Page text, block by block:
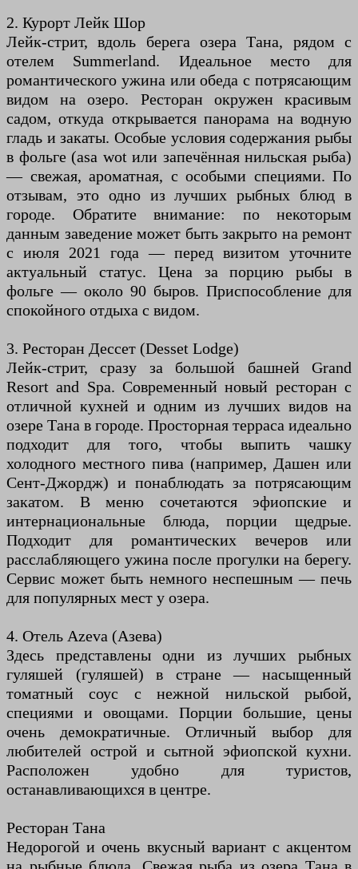
2. Курорт Лейк Шор
Лейк-стрит, вдоль берега озера Тана, рядом с
отелем Summerland. Идеальное место для
романтического ужина или обеда с потрясающим
видом на озеро. Ресторан окружен красивым
садом, откуда открывается панорама на водную
гладь и закаты. Особые условия содержания рыбы
в фольге (asa wot или запечённая нильская рыба)
— свежая, ароматная, с особыми специями. По
отзывам, это одно из лучших рыбных блюд в
городе. Обратите внимание: по некоторым
данным заведение может быть закрыто на ремонт
с июля 2021 года — перед визитом уточните
актуальный статус. Цена за порцию рыбы в
фольге — около 90 быров. Приспособление для
спокойного отдыха с видом.
3. Ресторан Дессет (Desset Lodge)
Лейк-стрит, сразу за большой башней Grand
Resort and Spa. Современный новый ресторан с
отличной кухней и одним из лучших видов на
озере Тана в городе. Просторная терраса идеально
подходит для того, чтобы выпить чашку
холодного местного пива (например, Дашен или
Сент-Джордж) и понаблюдать за потрясающим
закатом. В меню сочетаются эфиопские и
интернациональные блюда, порции щедрые.
Подходит для романтических вечеров или
расслабляющего ужина после прогулки на берегу.
Сервис может быть немного неспешным — печь
для популярных мест у озера.
4. Отель Azeva (Азева)
Здесь представлены одни из лучших рыбных
гуляшей (гуляшей) в стране — насыщенный
томатный соус с нежной нильской рыбой,
специями и овощами. Порции большие, цены
очень демократичные. Отличный выбор для
любителей острой и сытной эфиопской кухни.
Расположен удобно для туристов,
останавливающихся в центре.
Ресторан Тана
Недорогой и очень вкусный вариант с акцентом